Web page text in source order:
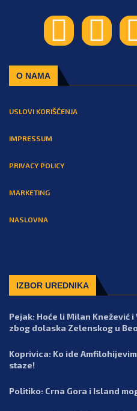
O NAMA
USLOVI KORIŠĆENJA
IMPRESSUM
PRIVACY POLICY
MARKETING
NASLOVNA
IZBOR UREDNIKA
Pejak: Hoće li Milan Knežević
zbog dolaska Zelenskog u
Koprivica: Ko ide
staze!
Politiko: Crna Gora i Island